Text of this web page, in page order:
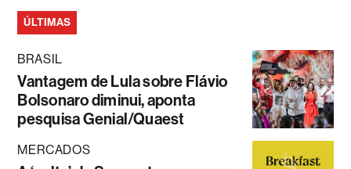
ÚLTIMAS
BRASIL
Vantagem de Lula sobre Flávio
Bolsonaro diminui, aponta
pesquisa Genial/Quaest
MERCADOS